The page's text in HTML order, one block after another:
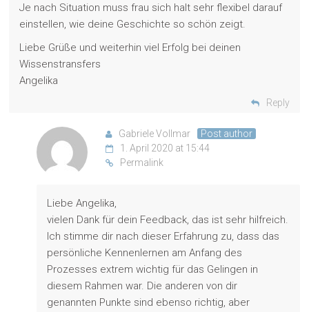
Je nach Situation muss frau sich halt sehr flexibel darauf
einstellen, wie deine Geschichte so schön zeigt.
Liebe Grüße und weiterhin viel Erfolg bei deinen
Wissenstransfers
Angelika
Reply
Gabriele Vollmar
Post author
1. April 2020 at 15:44
Permalink
Liebe Angelika,
vielen Dank für dein Feedback, das ist sehr hilfreich.
Ich stimme dir nach dieser Erfahrung zu, dass das
persönliche Kennenlernen am Anfang des
Prozesses extrem wichtig für das Gelingen in
diesem Rahmen war. Die anderen von dir
genannten Punkte sind ebenso richtig, aber